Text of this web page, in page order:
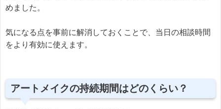
めました。
気になる点を事前に解消しておくことで、当日の相談時間
をより有効に使えます。
アートメイクの持続期間はどのくらい？